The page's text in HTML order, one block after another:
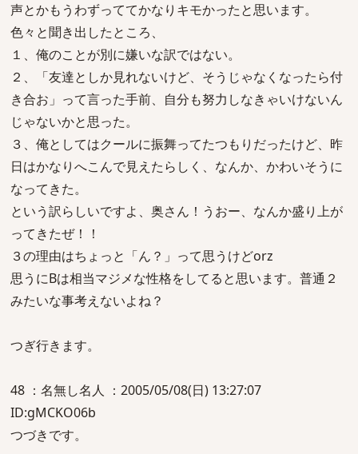
声とかもうわずっててかなりキモかったと思います。
色々と聞き出したところ、
１、俺のことが別に嫌いな訳ではない。
２、「友達としか見れないけど、そうじゃなくなったら付
き合お」って言った手前、自分も努力しなきゃいけないん
じゃないかと思った。
３、俺としてはクールに振舞ってたつもりだったけど、昨
日はかなりへこんで見えたらしく、なんか、かわいそうに
なってきた。
という訳らしいですよ、奥さん！うおー、なんか盛り上が
ってきたぜ！！
３の理由はちょっと「ん？」って思うけどorz
思うにBは相当マジメな性格をしてると思います。普通２
みたいな事考えないよね？
つぎ行きます。
48 ：名無し名人 ：2005/05/08(日) 13:27:07
ID:gMCKO06b
つづきです。